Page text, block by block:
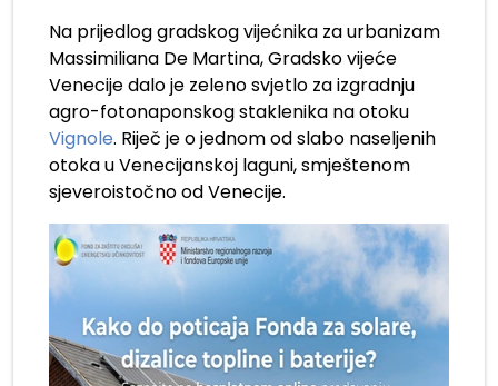
Na prijedlog gradskog vijećnika za urbanizam
Massimiliana De Martina, Gradsko vijeće
Venecije dalo je zeleno svjetlo za izgradnju
agro-fotonaponskog staklenika na otoku
Vignole. Riječ je o jednom od slabo naseljenih
otoka u Venecijanskoj laguni, smještenom
sjeveroistočno od Venecije.